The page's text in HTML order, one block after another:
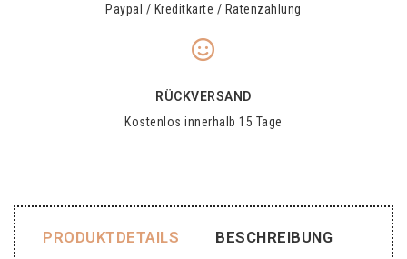
Paypal / Kreditkarte / Ratenzahlung
RÜCKVERSAND
Kostenlos innerhalb 15 Tage
PRODUKTDETAILS BESCHREIBUNG